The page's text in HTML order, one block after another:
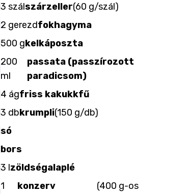
3 szálszárzeller(60 g/szál)
2 gerezdfokhagyma
500 gkelkáposzta
200
ml
passata (passzírozott
paradicsom)
4 ágfriss kakukkfű
3 dbkrumpli(150 g/db)
só
bors
3 lzöldségalaplé
1
konzerv
(400 g-os